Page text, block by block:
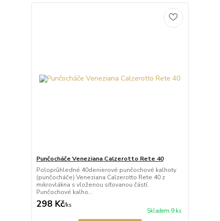
Punčocháče Veneziana Calzerotto Rete 40
Poloprůhledné 40denierové punčochové kalhoty
(punčocháče) Veneziana Calzerotto Rete 40 z
mikrovlákna s vloženou síťovanou částí.
Punčochové kalho...
298 Kč/ks
Skladem 9 ks